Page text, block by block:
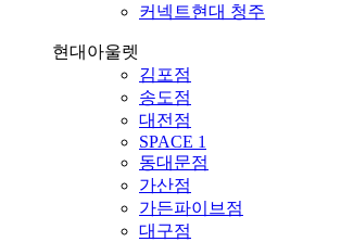
커넥트현대 청주
현대아울렛
김포점
송도점
대전점
SPACE 1
동대문점
가산점
가든파이브점
대구점